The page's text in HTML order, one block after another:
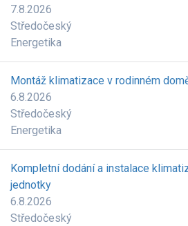
7.8.2026
Středočeský
Energetika
Montáž klimatizace v rodinném
6.8.2026
Středočeský
Energetika
Kompletní dodání a instalace
jednotky
6.8.2026
Středočeský